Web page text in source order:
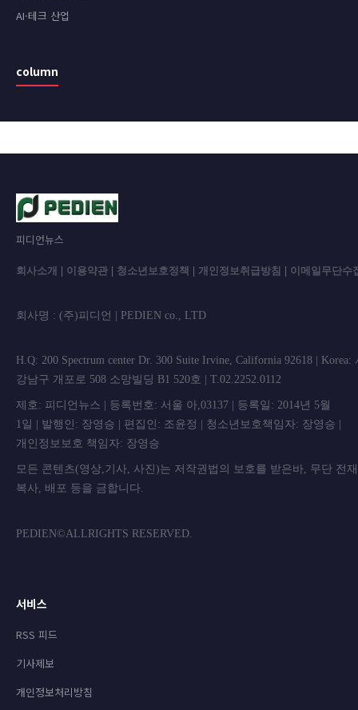
AI·테크 산업
column
피디언뉴스
회사소개 이용약관 청소년보호정책 개인정보취급방침 이메일무단수
회사명 : (주)피디언 | PEDIEN co.,
H.Q: 200 Spectrum center Dr. 300 Suite Irvine, California 92618 | Korea:
강남구 개포로 508 소망빌딩 B1 520호 | T.02.2252.0112
제호: 피디언뉴스 | 등록번호: 서울 아,03137 | 등록일: 2014년 5월
1일 | 발행인: 장영승 | 편집인: 조윤정 | 청소년보호책임자: 장영승 |
개인정보보호 책임자: 장영승
모든 콘텐츠(영상,기사, 사진)는 저작권법의 보호를 받은바, 무단 전
복사, 배포 등을 금합니
PEDIEN©ALLRIGHTS RESERVED.
서비스
RSS 피드
기사제보
개인정보처리방침